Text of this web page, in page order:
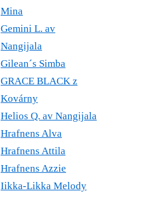
Mina
Gemini L. av
Nangijala
Gilean´s Simba
GRACE BLACK z
Kovárny
Helios Q. av Nangijala
Hrafnens Alva
Hrafnens Attila
Hrafnens Azzie
Iikka-Likka Melody